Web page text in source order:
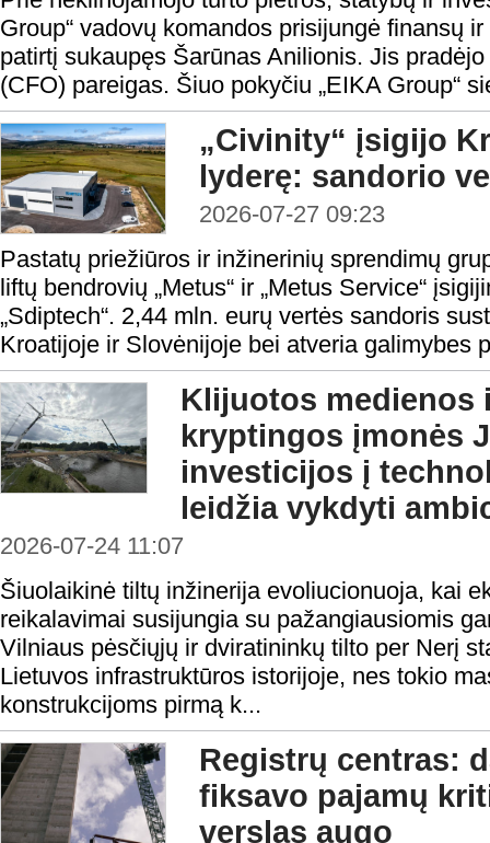
Group“ vadovų komandos prisijungė finansų
patirtį sukaupęs Šarūnas Anilionis. Jis
(CFO) pareigas. Šiuo pokyčiu „EIKA Group“
„Civinity“ įsigijo
lyderę: sandorio
2026-07-27 09:23
Pastatų priežiūros ir inžinerinių sprendimų
liftų bendrovių „Metus“ ir „Metus Service“
„Sdiptech“. 2,44 mln. eurų vertės sandoris
Kroatijoje ir Slovėnijoje bei atveria galimybes
Klijuotos medienos
kryptingos įmonės
investicijos į
leidžia vykdyti
2026-07-24 11:07
Šiuolaikinė tiltų inžinerija evoliucionuoja, kai
reikalavimai susijungia su pažangiausiomis
Vilniaus pėsčiųjų ir dviratininkų tilto per Nerį
Lietuvos infrastruktūros istorijoje, nes tokio
konstrukcijoms pirmą k...
Registrų centras:
fiksavo pajamų
verslas augo